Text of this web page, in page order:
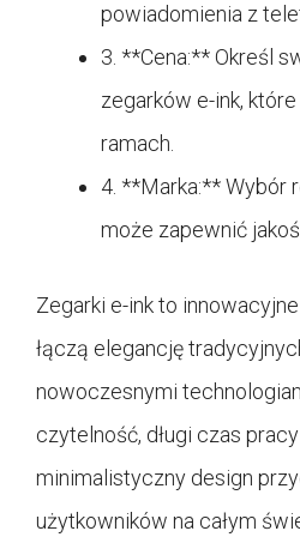
powiadomienia z
3. **Cena:** Określ
zegarków e-ink,
ramach.
4. **Marka:** Wybór
może zapewnić
Zegarki e-ink to
łączą elegancję
nowoczesnymi
czytelność, długi czas
minimalistyczny design
użytkowników na całym